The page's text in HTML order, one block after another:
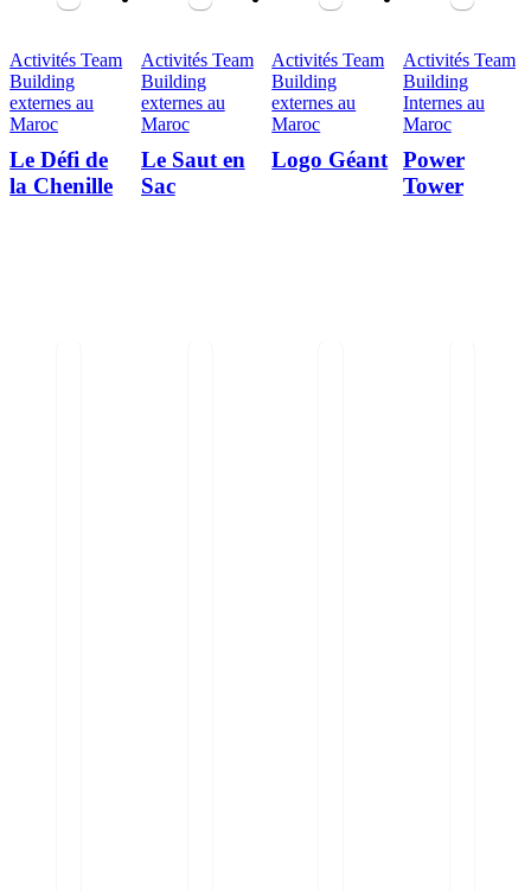
Activités Team
Building
externes au
Maroc
Le Défi de
la Chenille
Activités Team
Building
externes au
Maroc
Le Saut en
Sac
Activités Team
Building
externes au
Maroc
Logo Géant
Activités Team
Building
Internes au
Maroc
Power
Tower